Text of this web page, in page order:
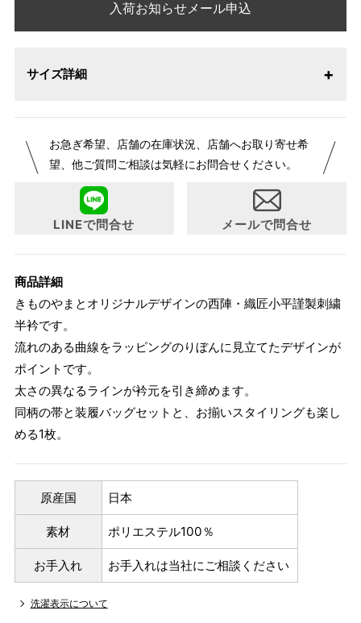
入荷お知らせメール申込
サイズ詳細
お急ぎ希望、店舗の在庫状況、店舗へお取り寄せ希
望、他ご質問ご相談は気軽にお問合せください。
LINEで問合せ メールで問合せ
商品詳細
きものやまとオリジナルデザインの西陣・織匠小平謹製刺繍
半衿です。
流れのある曲線をラッピングのりぼんに見立てたデザインが
ポイントです。
太さの異なるラインが衿元を引き締めます。
同柄の帯と装履バッグセットと、お揃いスタイリングも楽し
める1枚。
原産国 日本
素材 ポリエステル100％
お手入れ お手入れは当社にご相談ください
洗濯表示について